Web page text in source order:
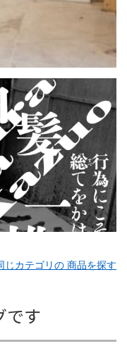
じカテゴリの 商品を探す
です